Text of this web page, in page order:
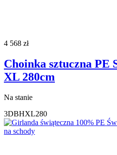
4 568 zł
Choinka sztuczna PE
XL 280cm
Na stanie
3DBHXL280